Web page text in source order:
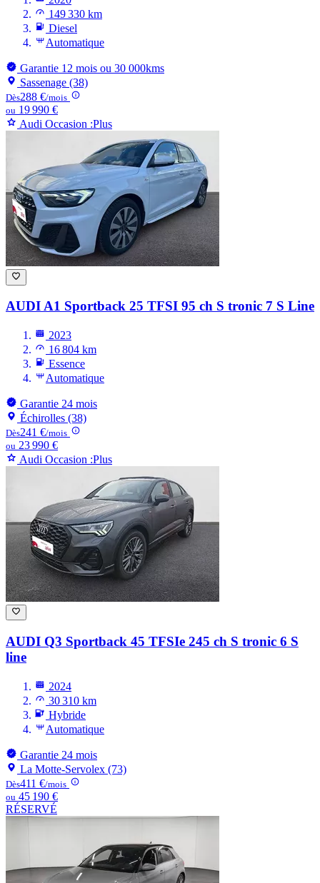
149 330 km
Diesel
Automatique
Garantie 12 mois ou 30 000kms
Sassenage (38)
Dès288 €/mois
ou 19 990 €
Audi Occasion :Plus
AUDI A1 Sportback 25 TFSI 95 ch S tronic 7 S Line
2023
16 804 km
Essence
Automatique
Garantie 24 mois
Échirolles (38)
Dès241 €/mois
ou 23 990 €
Audi Occasion :Plus
AUDI Q3 Sportback 45 TFSIe 245 ch S tronic 6 S
line
2024
30 310 km
Hybride
Automatique
Garantie 24 mois
La Motte-Servolex (73)
Dès411 €/mois
ou 45 190 €
RÉSERVÉ